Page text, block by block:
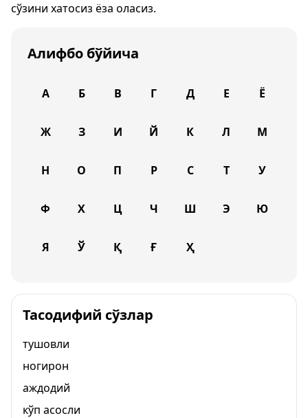
сўзини хатосиз ёза оласиз.
Алифбо бўйича
А Б В Г Д Е Ё
Ж З И Й К Л М
Н О П Р С Т У
Ф Х Ц Ч Ш Э Ю
Я Ў Қ Ғ Ҳ
Тасодифий сўзлар
тушовли
ногирон
аждодий
кўп асосли